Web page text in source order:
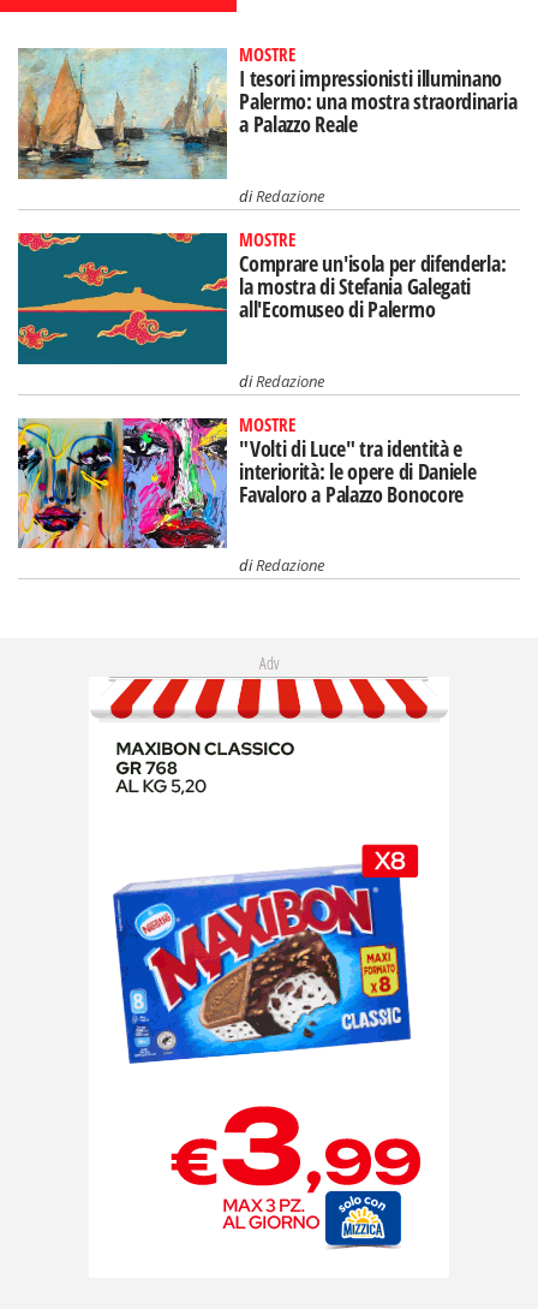
MOSTRE
I tesori impressionisti illuminano
Palermo: una mostra straordinaria
a Palazzo Reale
diRedazione
MOSTRE
Comprare un'isola per difenderla:
la mostra di Stefania Galegati
all'Ecomuseo di Palermo
diRedazione
MOSTRE
"Volti di Luce" tra identità e
interiorità: le opere di Daniele
Favaloro a Palazzo Bonocore
diRedazione
Adv